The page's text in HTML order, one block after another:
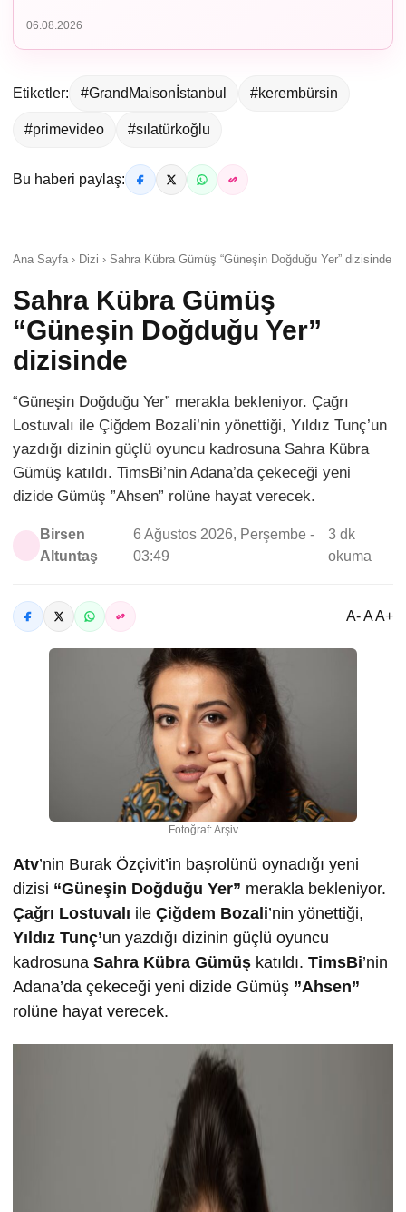
06.08.2026
Etiketler: #GrandMaisonİstanbul #kerembürsin
#primevideo #sılatürkoğlu
Bu haberi paylaş:
Ana Sayfa › Dizi › Sahra Kübra Gümüş “Güneşin Doğduğu Yer” dizisinde
Sahra Kübra Gümüş
“Güneşin Doğduğu Yer”
dizisinde
“Güneşin Doğduğu Yer” merakla bekleniyor. Çağrı
Lostuvalı ile Çiğdem Bozali’nin yönettiği, Yıldız Tunç’un
yazdığı dizinin güçlü oyuncu kadrosuna Sahra Kübra
Gümüş katıldı. TimsBi’nin Adana’da çekeceği yeni
dizide Gümüş ”Ahsen” rolüne hayat verecek.
Birsen
Altuntaş
6 Ağustos 2026, Perşembe -
03:49
3 dk
okuma
A- A A+
Fotoğraf: Arşiv
Atv’nin Burak Özçivit’in başrolünü oynadığı yeni
dizisi “Güneşin Doğduğu Yer” merakla bekleniyor.
Çağrı Lostuvalı ile Çiğdem Bozali’nin yönettiği,
Yıldız Tunç’un yazdığı dizinin güçlü oyuncu
kadrosuna Sahra Kübra Gümüş katıldı. TimsBi’nin
Adana’da çekeceği yeni dizide Gümüş ”Ahsen”
rolüne hayat verecek.